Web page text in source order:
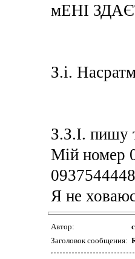
мЕНІ
З.і.
З.З.І. пишу
Мій номер
0937544448
Я не
Автор:
Заголовок сообщения: